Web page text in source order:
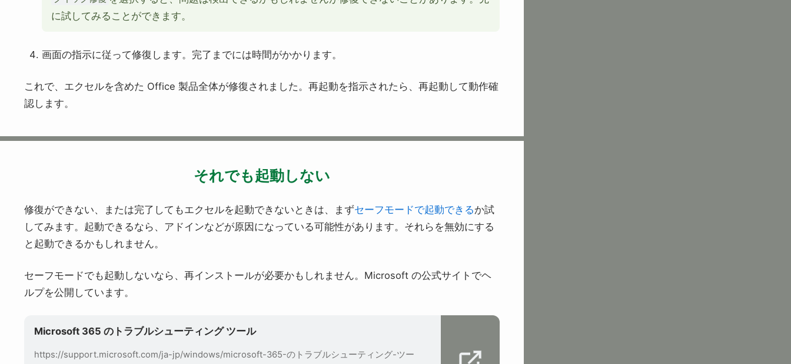
に試してみることができます。
画面の指示に従って修復します。完了までには時間がかかります。
これで、エクセルを含めた Office 製品全体が修復されました。再起動を指示されたら、再起動して動作確
認します。
それでも起動しない
修復ができない、または完了してもエクセルを起動できないときは、まずセーフモードで起動できるか試
してみます。起動できるなら、アドインなどが原因になっている可能性があります。それらを無効にする
と起動できるかもしれません。
セーフモードでも起動しないなら、再インストールが必要かもしれません。Microsoft の公式サイトでヘ
ルプを公開しています。
Microsoft 365 のトラブルシューティング ツール
https://support.microsoft.com/ja-jp/windows/microsoft-365-のトラブルシューティング-ツー